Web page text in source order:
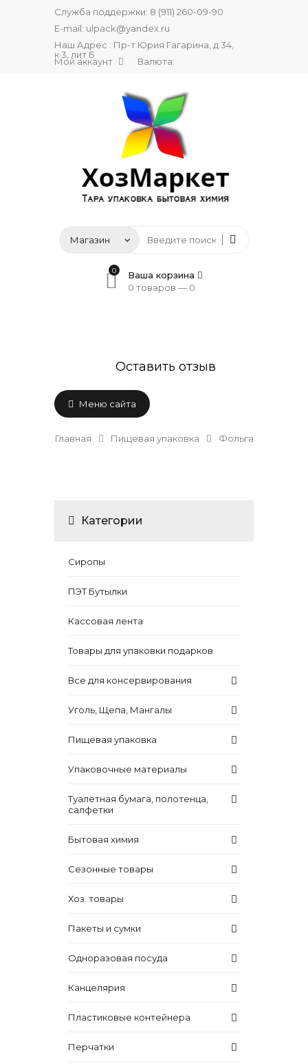
Служба поддержки: 8 (911) 260-09-90
E-mail: ulpack@yandex.ru
Наш Адрес : Пр-т Юрия Гагарина, д 34,
к 3, лит Б
Мой аккаунт Валюта:
0
Ваша корзина
0 товаров — 0
Оставить отзыв
Меню сайта
Главная Пищевая упаковка Фольга
Категории
Сиропы
ПЭТ Бутылки
Кассовая лента
Товары для упаковки подарков
Все для консервирования
Уголь, Щепа, Мангалы
Пищевая упаковка
Упаковочные материалы
Туалетная бумага, полотенца,
салфетки
Бытовая химия
Сезонные товары
Хоз. товары
Пакеты и сумки
Одноразовая посуда
Канцелярия
Пластиковые контейнера
Перчатки